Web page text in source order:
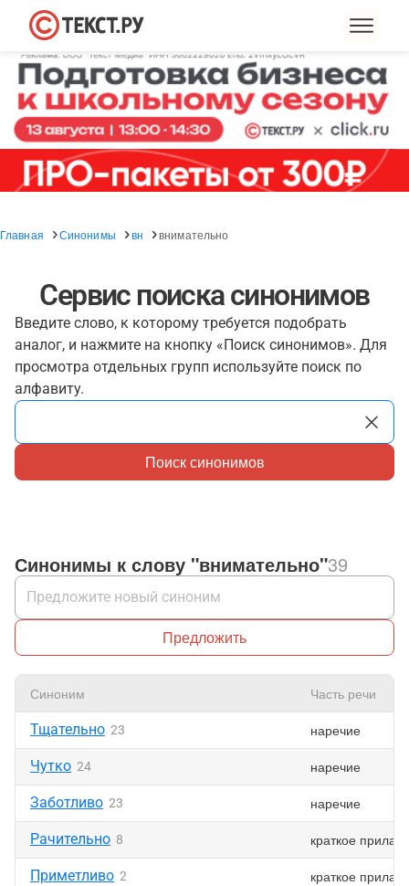
Главная Синонимы вн внимательно
Сервис поиска синонимов
Введите слово, к которому требуется подобрать
аналог, и нажмите на кнопку «Поиск синонимов». Для
просмотра отдельных групп используйте поиск по
алфавиту.
Поиск синонимов
Синонимы к слову "внимательно"39
Предложить
Синоним Часть речи
Тщательно 23 наречие
Чутко 24 наречие
Заботливо 23 наречие
Рачительно 8 краткое
Приметливо 2 краткое